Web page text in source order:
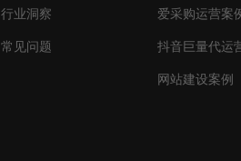
行业洞察
常见问题
爱采购运营案
抖音巨量代运
网站建设案例